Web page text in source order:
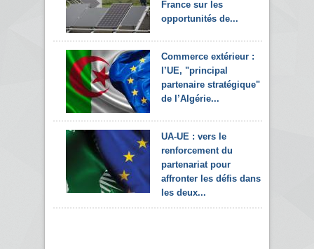
France sur les
opportunités de...
Commerce extérieur :
l’UE, "principal
partenaire stratégique"
de l’Algérie...
UA-UE : vers le
renforcement du
partenariat pour
affronter les défis dans
les deux...